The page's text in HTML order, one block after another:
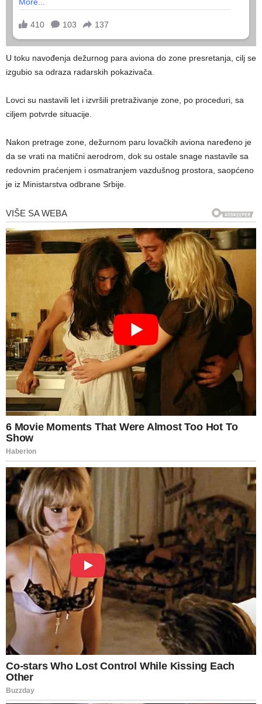
U toku navođenja dežurnog para aviona do zone presretanja, cilj se
izgubio sa odraza radarskih pokazivača.
Lovci su nastavili let i izvršili pretraživanje zone, po proceduri, sa
ciljem potvrde situacije.
Nakon pretrage zone, dežurnom paru lovačkih aviona naređeno je
da se vrati na matični aerodrom, dok su ostale snage nastavile sa
redovnim praćenjem i osmatranjem vazdušnog prostora, saopćeno
je iz Ministarstva odbrane Srbije.